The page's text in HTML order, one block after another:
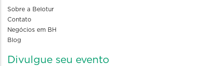
Sobre a Belotur
Contato
Negócios em BH
Blog
Divulgue seu evento